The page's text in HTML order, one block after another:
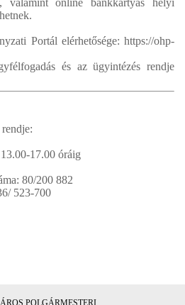
Portál elérhetősége: https://ohp-
és az ügyintézés rendje
17.00 óráig
80/200 882
523-700
POLGÁRMESTERI